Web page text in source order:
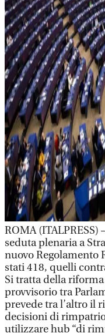
ROMA
seduta plenaria a
nuovo Regolamento
stati 418, quelli
Si tratta della riforma
provvisorio tra
prevede tra l’altro il
decisioni di
utilizzare hub “di